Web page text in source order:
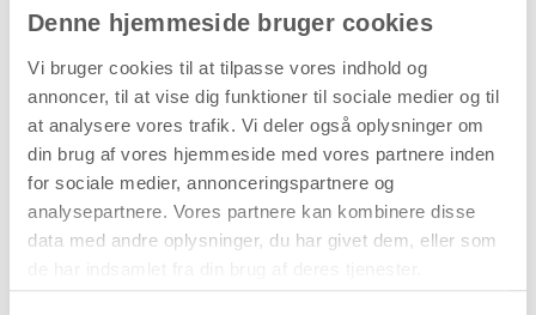
Denne hjemmeside bruger cookies
Vi bruger cookies til at tilpasse vores indhold og
annoncer, til at vise dig funktioner til sociale medier og til
at analysere vores trafik. Vi deler også oplysninger om
din brug af vores hjemmeside med vores partnere inden
for sociale medier, annonceringspartnere og
analysepartnere. Vores partnere kan kombinere disse
data med andre oplysninger, du har givet dem, eller som
Leveringsomkostninger
Læg i kurven
Din bestilling er først bindende,
når vi har bekræftet din ordre.